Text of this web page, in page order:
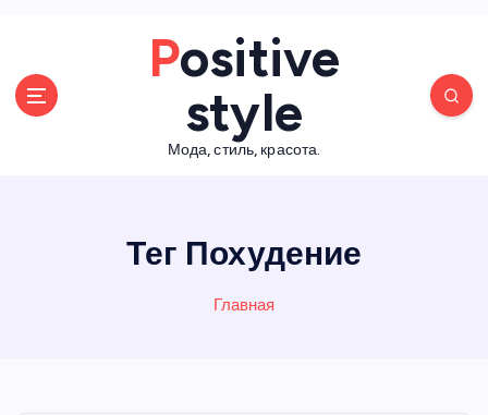
Positive
style
Мода, стиль, красота.
Тег Похудение
Главная